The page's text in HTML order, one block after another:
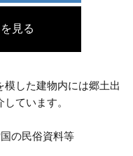
した建物内には郷土出
ています。
の民俗資料等